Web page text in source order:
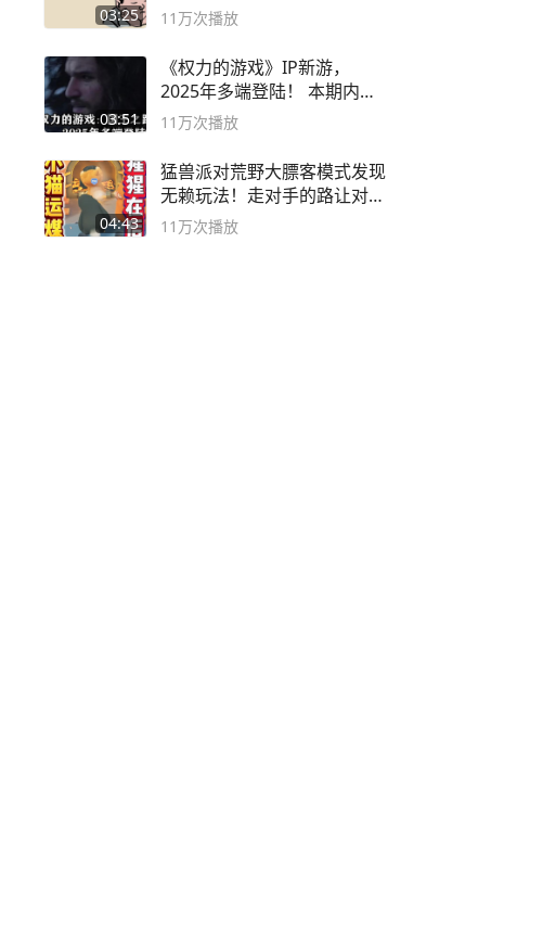
03:25 11万次播放
03:51
《权力的游戏》IP新游，
2025年多端登陆！ 本期内容
概要
11万次播放
04:43
猛兽派对荒野大膘客模式发现
无赖玩法！走对手的路让对手
无路可走
11万次播放